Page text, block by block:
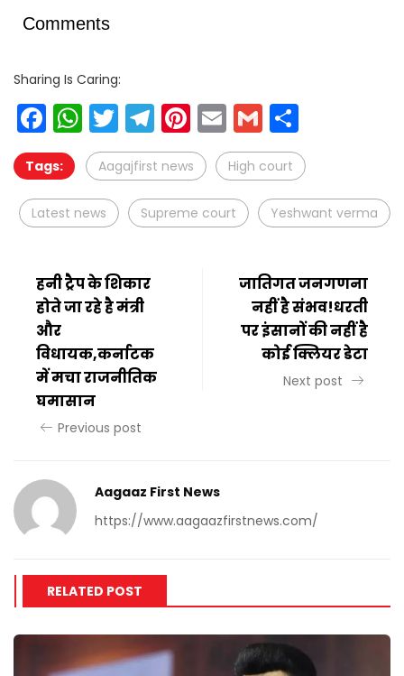
Comments
Sharing Is Caring:
Facebook
WhatsApp
Twitter
Telegram
Pinterest
EmailGmail
Tags: Aagajfirst news High court
Latest news Supreme court Yeshwant verma
हनी ट्रैप के शिकार
होते जा रहे है मंत्री
और
विधायक,कर्नाटक
में मचा राजनीतिक
घमासान
Previous post
जातिगत जनगणना
नहीं है संभव!धरती
पर इंसानों की नहीं है
कोई क्लियर डेटा
Next post
Aagaaz First News
https://www.aagaazfirstnews.com/
RELATED POST